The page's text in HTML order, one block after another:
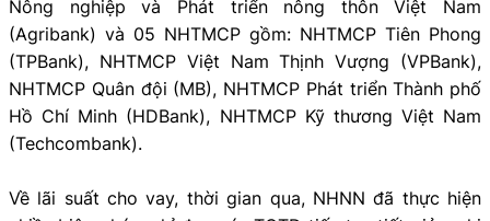
Nông nghiệp và Phát triển nông thôn Việt Nam
(Agribank) và 05 NHTMCP gồm: NHTMCP Tiên Phong
(TPBank), NHTMCP Việt Nam Thịnh Vượng (VPBank),
NHTMCP Quân đội (MB), NHTMCP Phát triển Thành phố
Hồ Chí Minh (HDBank), NHTMCP Kỹ thương Việt Nam
(Techcombank).
Về lãi suất cho vay, thời gian qua, NHNN đã thực hiện